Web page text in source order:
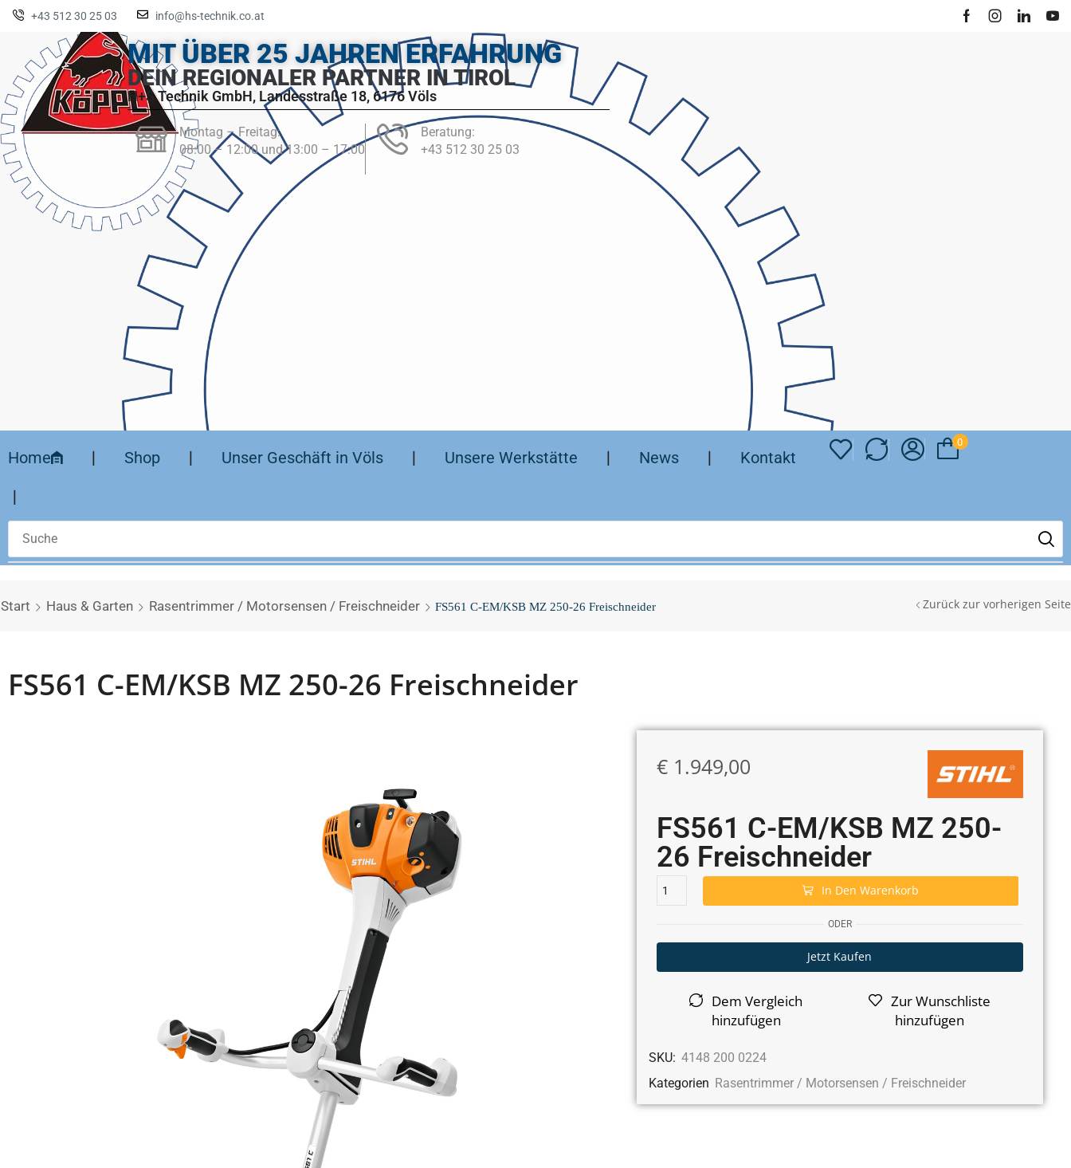
+43 512 30 25 03 info@hs-technik.co.at
MIT ÜBER 25 JAHREN ERFAHRUNG
DEIN REGIONALER PARTNER IN TIROL
H+S Technik GmbH, Landesstraße 18, 6176 Völs
Montag – Freitag:
08:00 – 12:00 und 13:00 – 17:00
Beratung:
+43 512 30 25 03
Home ❘ Shop ❘ Unser Geschäft in Völs ❘ Unsere Werkstätte ❘ News ❘ Kontakt
❘
0
Start Haus & Garten Rasentrimmer / Motorsensen / Freischneider FS561 C-EM/KSB MZ 250-26 Freischneider Zurück zur vorherigen Seite
FS561 C-EM/KSB MZ 250-26 Freischneider
€1.949,00
FS561 C-EM/KSB MZ 250-
26 Freischneider
In Den Warenkorb
ODER
Jetzt Kaufen
Dem Vergleich
hinzufügen
Zur Wunschliste
hinzufügen
SKU: 4148 200 0224
Kategorien Rasentrimmer / Motorsensen / Freischneider